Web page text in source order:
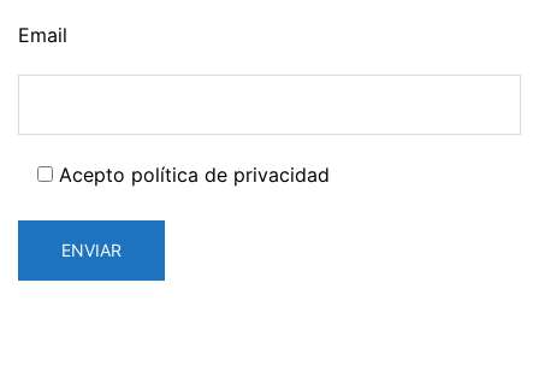
Email
Acepto política de privacidad